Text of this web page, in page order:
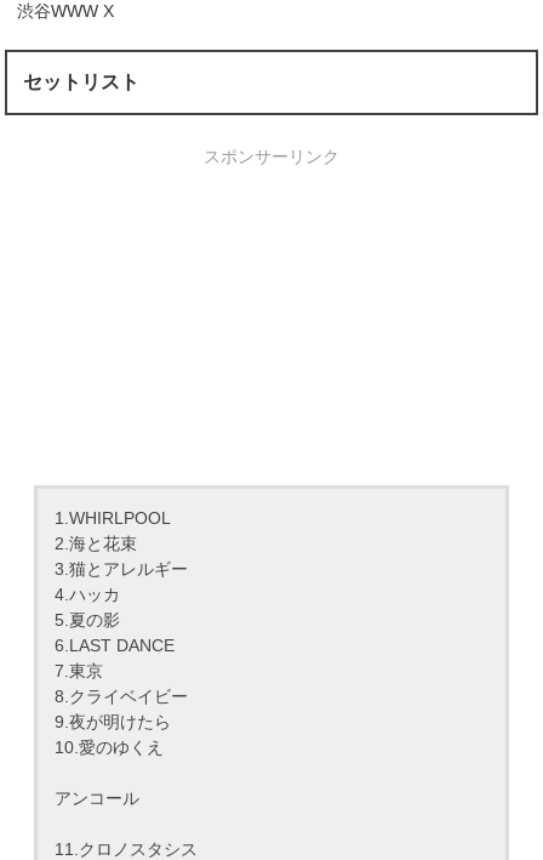
渋谷WWW X
セットリスト
スポンサーリンク
1.WHIRLPOOL
2.海と花束
3.猫とアレルギー
4.ハッカ
5.夏の影
6.LAST DANCE
7.東京
8.クライベイビー
9.夜が明けたら
10.愛のゆくえ
アンコール
11.クロノスタシス